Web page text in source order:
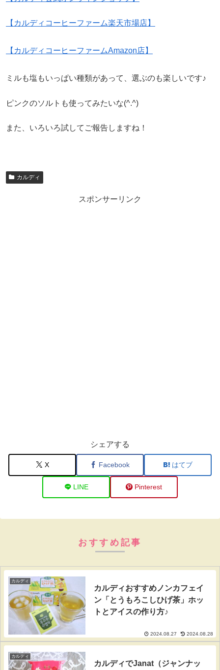
【カルディコーヒーファーム楽天市場店】
【カルディコーヒーファームAmazon店】
ミルも塩もいっぱい種類があって、選ぶのも楽しいです♪
ピンクのソルトも使ってみたいな(^.^)
また、いろいろ試してご報告しますね！
カルディ
スポンサーリンク
シェアする
X Facebook はてブ
LINE Pinterest
おすすめ記事
カルディ
カルディおすすめノンカフェイ
ン「とうもろこしひげ茶」ホッ
トとアイスの作り方♪
2024.08.27 2024.08.28
カルディ
カルディでJanat（ジャンナッ